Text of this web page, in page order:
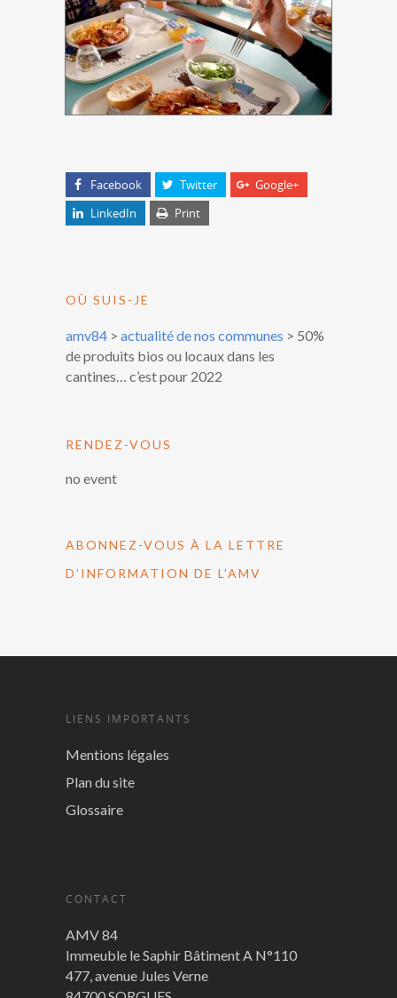
Facebook Twitter
Google+
LinkedIn
Print
OÙ SUIS-JE
amv84 > actualité de nos communes > 50%
de produits bios ou locaux dans les
cantines… c’est pour 2022
RENDEZ-VOUS
no event
ABONNEZ-VOUS À LA LETTRE
D’INFORMATION DE L’AMV
LIENS IMPORTANTS
Mentions légales
Plan du site
Glossaire
CONTACT
AMV 84
Immeuble le Saphir Bâtiment A N°110
477, avenue Jules Verne